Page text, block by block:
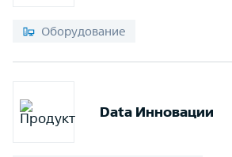
Оборудование
Data Инновации